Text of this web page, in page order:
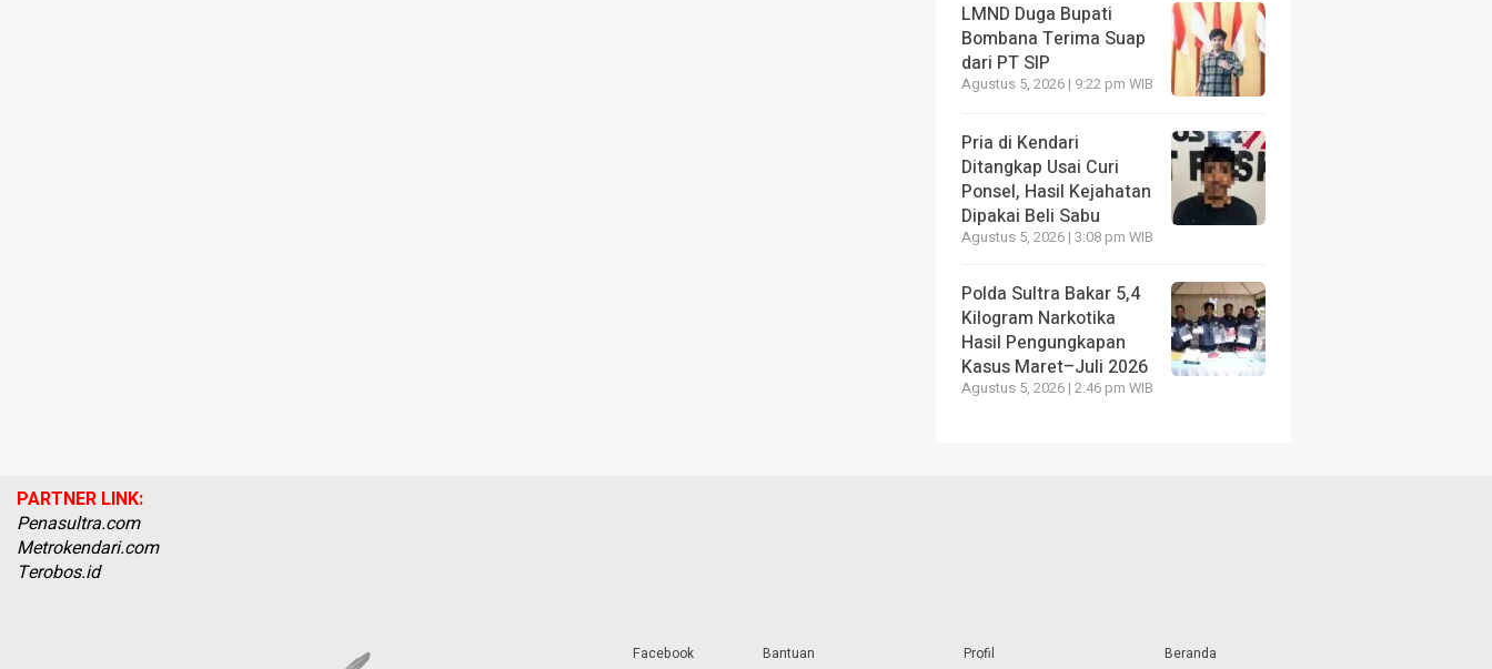
LMND Duga Bupati
Bombana Terima Suap
dari PT SIP
Agustus 5, 2026 | 9:22 pm WIB
Pria di Kendari
Ditangkap Usai Curi
Ponsel, Hasil Kejahatan
Dipakai Beli Sabu
Agustus 5, 2026 | 3:08 pm WIB
Polda Sultra Bakar 5,4
Kilogram Narkotika
Hasil Pengungkapan
Kasus Maret–Juli 2026
Agustus 5, 2026 | 2:46 pm WIB
PARTNER LINK:
Penasultra.com
Metrokendari.com
Terobos.id
Facebook Bantuan Profil Beranda